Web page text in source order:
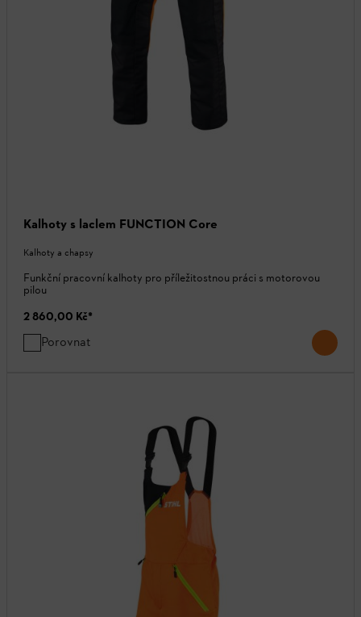
Kalhoty s laclem FUNCTION Core
Kalhoty a chapsy
Funkční pracovní kalhoty pro příležitostnou práci s motorovou
pilou
2 860,00 Kč*
Porovnat